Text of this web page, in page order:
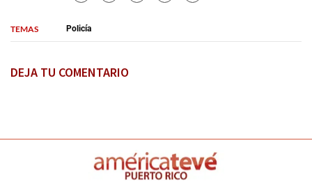
TEMAS Policía
DEJA TU COMENTARIO